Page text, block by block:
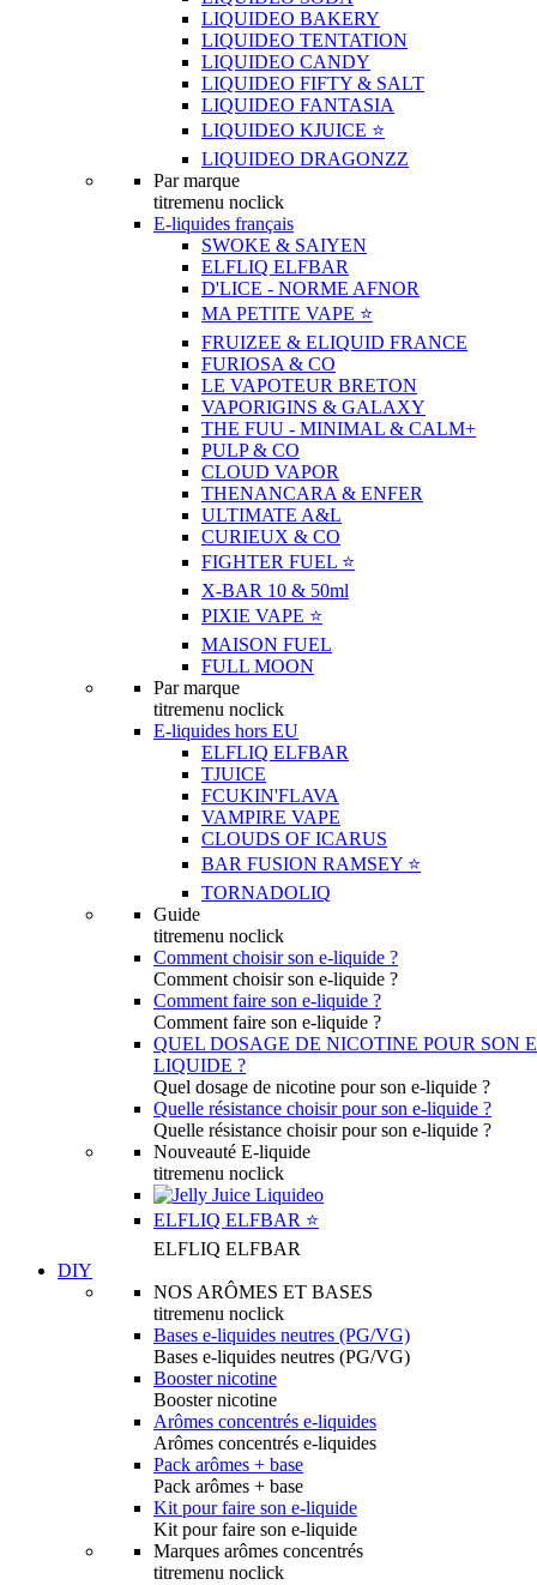
LIQUIDEO BAKERY
LIQUIDEO TENTATION
LIQUIDEO CANDY
LIQUIDEO FIFTY & SALT
LIQUIDEO FANTASIA
LIQUIDEO KJUICE ⭐️
LIQUIDEO DRAGONZZ
Par marque
titremenu noclick
E-liquides français
SWOKE & SAIYEN
ELFLIQ ELFBAR
D'LICE - NORME AFNOR
MA PETITE VAPE ⭐️
FRUIZEE & ELIQUID FRANCE
FURIOSA & CO
LE VAPOTEUR BRETON
VAPORIGINS & GALAXY
THE FUU - MINIMAL & CALM+
PULP & CO
CLOUD VAPOR
THENANCARA & ENFER
ULTIMATE A&L
CURIEUX & CO
FIGHTER FUEL ⭐️
X-BAR 10 & 50ml
PIXIE VAPE ⭐️
MAISON FUEL
FULL MOON
Par marque
titremenu noclick
E-liquides hors EU
ELFLIQ ELFBAR
TJUICE
FCUKIN'FLAVA
VAMPIRE VAPE
CLOUDS OF ICARUS
BAR FUSION RAMSEY ⭐️
TORNADOLIQ
Guide
titremenu noclick
Comment choisir son e-liquide ?
Comment choisir son e-liquide ?
Comment faire son e-liquide ?
Comment faire son e-liquide ?
QUEL DOSAGE DE NICOTINE POUR SON
LIQUIDE ?
Quel dosage de nicotine pour son e-liquide ?
Quelle résistance choisir pour son e-liquide ?
Quelle résistance choisir pour son e-liquide ?
Nouveauté E-liquide
titremenu noclick
ELFLIQ ELFBAR ⭐️
ELFLIQ ELFBAR
DIY
NOS ARÔMES ET BASES
titremenu noclick
Bases e-liquides neutres (PG/VG)
Bases e-liquides neutres (PG/VG)
Booster nicotine
Booster nicotine
Arômes concentrés e-liquides
Arômes concentrés e-liquides
Pack arômes + base
Pack arômes + base
Kit pour faire son e-liquide
Kit pour faire son e-liquide
Marques arômes concentrés
titremenu noclick